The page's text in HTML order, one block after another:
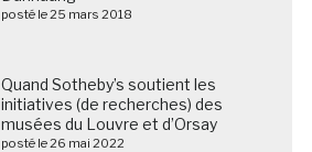
posté le 25 mars 2018
Quand Sotheby’s soutient les
initiatives (de recherches) des
musées du Louvre et d’Orsay
posté le 26 mai 2022